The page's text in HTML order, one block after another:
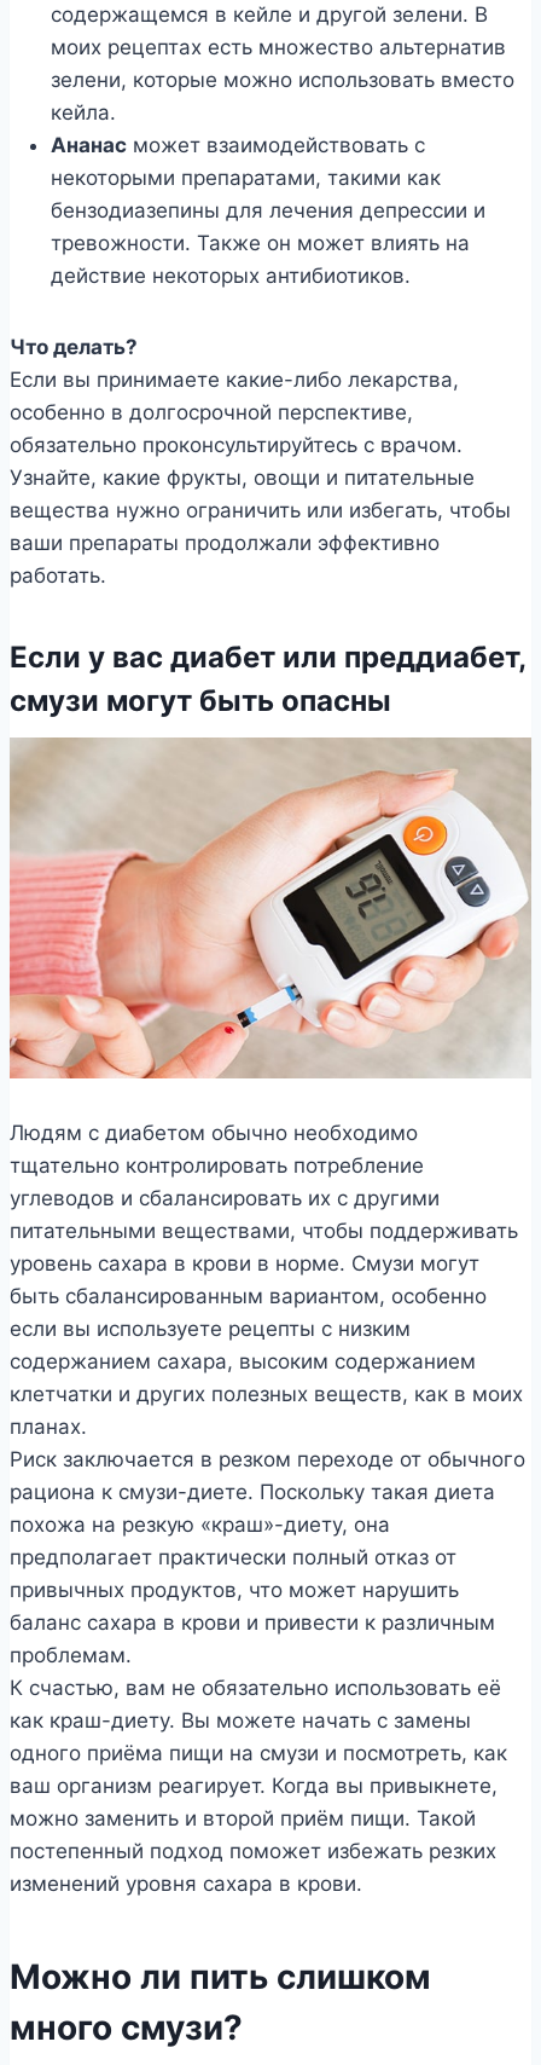
содержащемся в кейле и другой зелени. В
моих рецептах есть множество альтернатив
зелени, которые можно использовать вместо
кейла.
Ананас может взаимодействовать с
некоторыми препаратами, такими как
бензодиазепины для лечения депрессии и
тревожности. Также он может влиять на
действие некоторых антибиотиков.
Что делать?
Если вы принимаете какие-либо лекарства,
особенно в долгосрочной перспективе,
обязательно проконсультируйтесь с врачом.
Узнайте, какие фрукты, овощи и питательные
вещества нужно ограничить или избегать, чтобы
ваши препараты продолжали эффективно
работать.
Если у вас диабет или преддиабет,
смузи могут быть опасны
Людям с диабетом обычно необходимо
тщательно контролировать потребление
углеводов и сбалансировать их с другими
питательными веществами, чтобы поддерживать
уровень сахара в крови в норме. Смузи могут
быть сбалансированным вариантом, особенно
если вы используете рецепты с низким
содержанием сахара, высоким содержанием
клетчатки и других полезных веществ, как в моих
планах.
Риск заключается в резком переходе от обычного
рациона к смузи-диете. Поскольку такая диета
похожа на резкую «краш»-диету, она
предполагает практически полный отказ от
привычных продуктов, что может нарушить
баланс сахара в крови и привести к различным
проблемам.
К счастью, вам не обязательно использовать её
как краш-диету. Вы можете начать с замены
одного приёма пищи на смузи и посмотреть, как
ваш организм реагирует. Когда вы привыкнете,
можно заменить и второй приём пищи. Такой
постепенный подход поможет избежать резких
изменений уровня сахара в крови.
Можно ли пить слишком
много смузи?